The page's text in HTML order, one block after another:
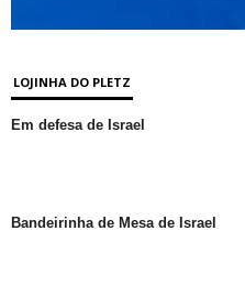
LOJINHA DO PLETZ
Em defesa de Israel
Bandeirinha de Mesa de Israel